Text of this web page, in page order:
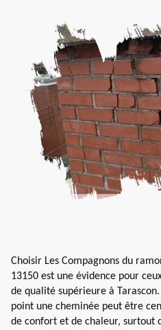
Choisir Les Compagnons du
13150 est une évidence pour
de qualité supérieure à
point une cheminée peut être
de confort et de chaleur, surtout